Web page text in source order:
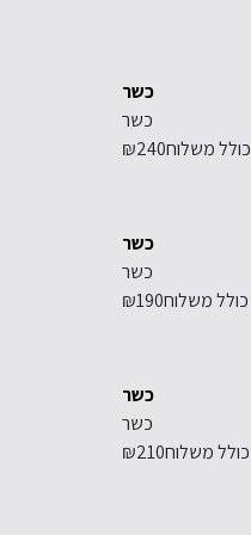
כשר
כשר
כולל משלוח₪240
כשר
כשר
כולל משלוח₪190
כשר
כשר
כולל משלוח₪210